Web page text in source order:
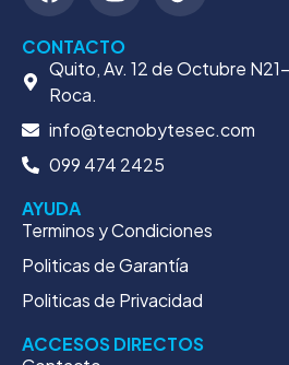
CONTACTO
Quito, Av. 12 de Octubre
Roca.
info@tecnobytesec.com
099 474 2425
AYUDA
Terminos y Condiciones
Politicas de Garantía
Politicas de Privacidad
ACCESOS DIRECTOS